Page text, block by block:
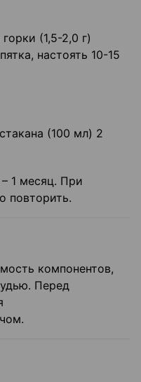
(1,5-2,0 г)
настоять 10-15
(100 мл) 2
1 месяц. При
повторить.
компонентов,
Перед